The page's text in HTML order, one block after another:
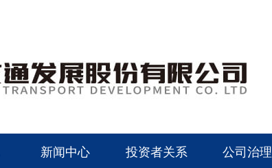
新闻中心 投资者关系 公司治理